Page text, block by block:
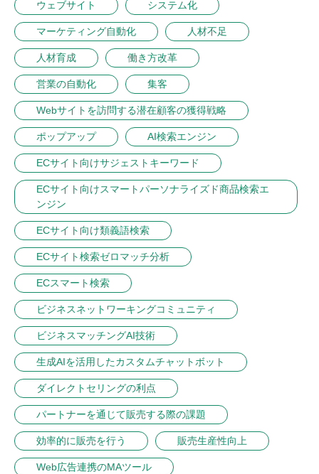
ウェブサイト システム化
マーケティング自動化 人材不足
人材育成 働き方改革
営業の自動化 集客
Webサイトを訪問する潜在顧客の獲得戦略
ポップアップ AI検索エンジン
ECサイト向けサジェストキーワード
ECサイト向けスマートパーソナライズド商品検索エ
ンジン
ECサイト向け類義語検索
ECサイト検索ゼロマッチ分析
ECスマート検索
ビジネスネットワーキングコミュニティ
ビジネスマッチングAI技術
生成AIを活用したカスタムチャットボット
ダイレクトセリングの利点
パートナーを通じて販売する際の課題
効率的に販売を行う 販売生産性向上
Web広告連携のMAツール